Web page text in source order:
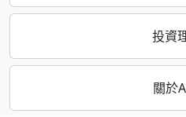
投資
關於